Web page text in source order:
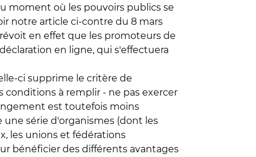
moment où les pouvoirs publics se
notre article ci-contre du 8 mars
en effet que les promoteurs de
en ligne, qui s'effectuera
ci supprime le critère de
à remplir - ne pas exercer
est toutefois moins
série d'organismes (dont les
les unions et fédérations
bénéficier des différents avantages